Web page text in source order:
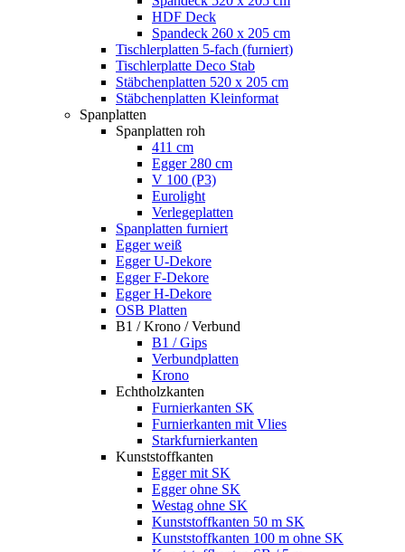
HDF Deck
Spandeck 260 x 205 cm
Tischlerplatten 5-fach (furniert)
Tischlerplatte Deco Stab
Stäbchenplatten 520 x 205 cm
Stäbchenplatten Kleinformat
Spanplatten
Spanplatten roh
411 cm
Egger 280 cm
V 100 (P3)
Eurolight
Verlegeplatten
Spanplatten furniert
Egger weiß
Egger U-Dekore
Egger F-Dekore
Egger H-Dekore
OSB Platten
B1 / Krono / Verbund
B1 / Gips
Verbundplatten
Krono
Echtholzkanten
Furnierkanten SK
Furnierkanten mit Vlies
Starkfurnierkanten
Kunststoffkanten
Egger mit SK
Egger ohne SK
Westag ohne SK
Kunststoffkanten 50 m SK
Kunststoffkanten 100 m ohne SK